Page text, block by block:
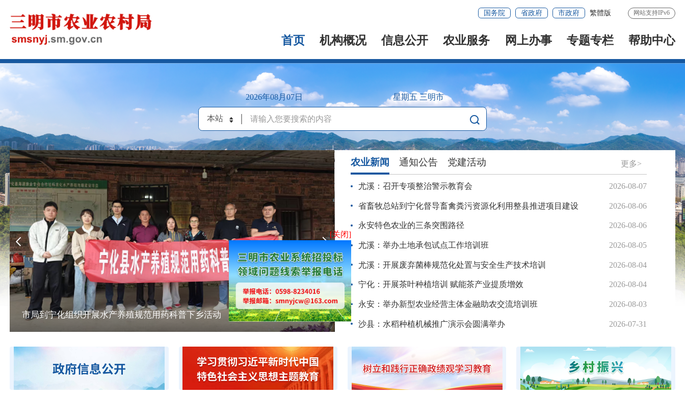
国务院 省政府 市政府 繁體版 网站支持IPv6
首页 机构概况 信息公开 农业服务 网上办事 专题专栏 帮助中心
2026年08月07日 星期五 三明市
市局到宁化组织开展水产养殖规范用药科普下乡活动
农业新闻 通知公告 党建活动 更多>
尤溪：召开专项整治警示教育会 2026-08-07
省畜牧总站到宁化督导畜禽粪污资源化利用整县推进项目建设 2026-08-06
永安特色农业的三条突围路径 2026-08-06
尤溪：举办土地承包试点工作培训班 2026-08-05
尤溪：开展废弃菌棒规范化处置与安全生产技术培训 2026-08-04
宁化：开展茶叶种植培训 赋能茶产业提质增效 2026-08-04
永安：举办新型农业经营主体金融助农交流培训班 2026-08-03
沙县：水稻种植机械推广演示会圆满举办 2026-07-31
关于福建
三明市农业
关于推
三明市农业
定点屠
[关闭]